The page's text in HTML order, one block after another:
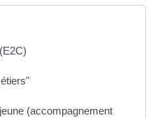
(accompagnement